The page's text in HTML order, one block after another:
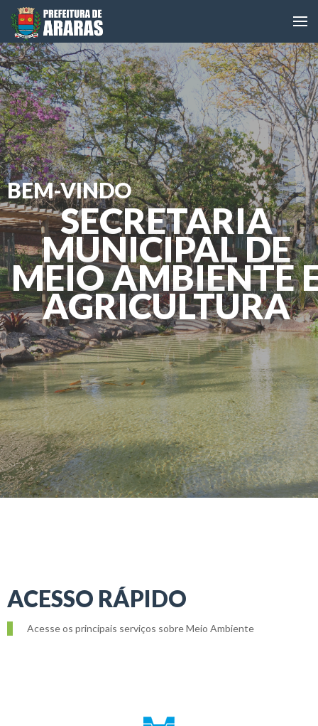
BEM-VINDO
SECRETARIA
MUNICIPAL DE
MEIO AMBIENTE
AGRICULTURA
ACESSO RÁPIDO
Acesse os principais serviços sobre Meio Ambiente